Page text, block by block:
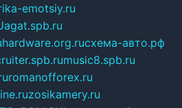
emotsiy.ru
agat.spb.ru
hardware.org.ruсхема-авто.рф
music8.spb.ru
romanofforex.ru
zosikamery.ru